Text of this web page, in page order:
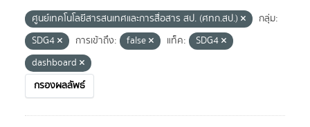
ศูนย์เทคโนโลยีสารสนเทศและการสื่อสาร สป. (ศทก.สป.)
กลุ่ม:
SDG4
การเข้าถึง: false แท็ค:
SDG4
dashboard
กรองผลลัพธ์